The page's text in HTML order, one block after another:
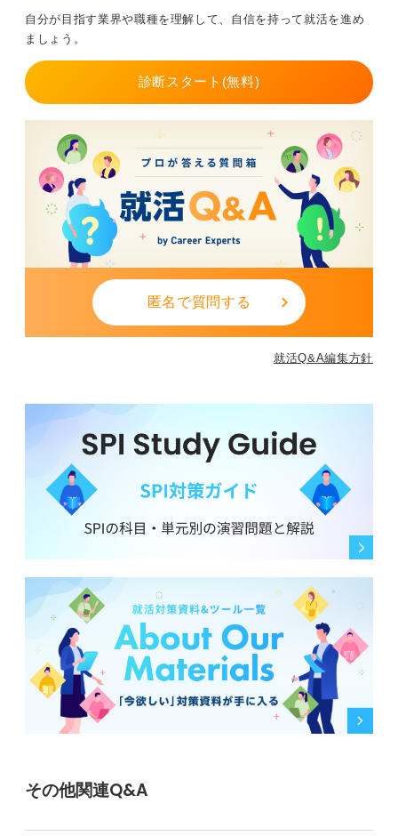
また、車のライン作業のように体に負担のかかる作業の
40代前半くらいまでが肉体的な限界の目安として考える
リア形成を考えて判断してください。
転職時は「体調を崩した」というマイナスな理由ではな
く、職場での安定した経験を伝えることが大切です。
0
自分が目指す業界や職種を理解して、自信を持って就活を進め
ましょう。
診断スタート(無料)
匿名で質問する
就活Q&A編集方針
その他関連Q&A